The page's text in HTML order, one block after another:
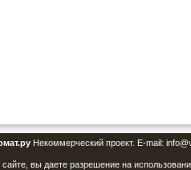
Некоммерческий проект. E-mail:
вы даете разрешение на